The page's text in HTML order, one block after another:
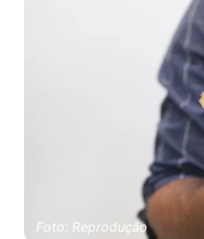
Foto: Reprodução